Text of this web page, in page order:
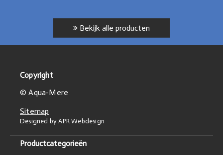
Bekijk alle producten
Copyright
© Aqua-Mere
Sitemap
Designed by APR Webdesign
Productcategorieën